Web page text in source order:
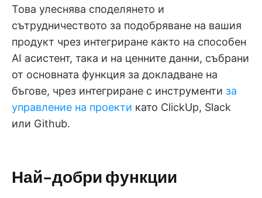
Това улеснява споделянето и
сътрудничеството за подобряване на вашия
продукт чрез интегриране както на способен
AI асистент, така и на ценните данни, събрани
от основната функция за докладване на
бъгове, чрез интегриране с инструменти за
управление на проекти като ClickUp, Slack
или Github.
Най-добри функции